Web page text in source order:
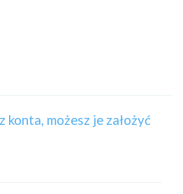
konta, możesz je założyć